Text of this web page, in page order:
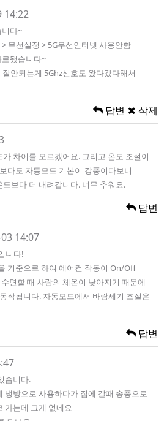
14:22
다~
무선설정 > 5G무선인터넷 사용안함
됐습니다~
안되는게 5Ghz신호도 왔다갔다해서
답변 삭제
차이를 모르겠어요. 그리고 온도 조절이
다도 자동모드 기본이 강풍이다보니
보다 더 내려갑니다. 너무 추워요.
답변
14:07
니다!
기준으로 하여 에어컨 작동이 On/Off
면할 때 사람의 체온이 낮아지기 때문에
작됩니다. 자동모드에서 바람세기 조절은
답변
습니다.
냉방으로 사용하다가 집에 갈때 송풍으로
가는데 그게 없네요